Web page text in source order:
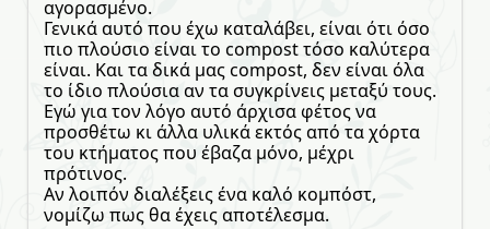
αγορασμένο.
Γενικά αυτό που έχω καταλάβει, είναι ότι όσο
πιο πλούσιο είναι το compost τόσο καλύτερα
είναι. Και τα δικά μας compost, δεν είναι όλα
το ίδιο πλούσια αν τα συγκρίνεις μεταξύ τους.
Εγώ για τον λόγο αυτό άρχισα φέτος να
προσθέτω κι άλλα υλικά εκτός από τα χόρτα
του κτήματος που έβαζα μόνο, μέχρι
πρότινος.
Αν λοιπόν διαλέξεις ένα καλό κομπόστ,
νομίζω πως θα έχεις αποτέλεσμα.